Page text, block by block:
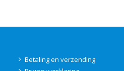
Betaling en verzending